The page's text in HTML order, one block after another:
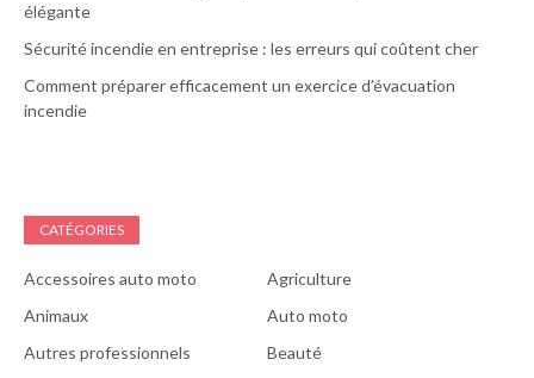
élégante
Sécurité incendie en entreprise : les erreurs qui coûtent cher
Comment préparer efficacement un exercice d’évacuation
incendie
CATÉGORIES
Accessoires auto moto
Agriculture
Animaux
Auto moto
Autres professionnels
Beauté